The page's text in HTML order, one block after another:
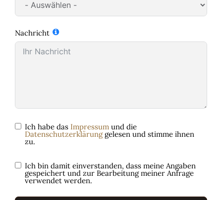
Nachricht
Ich habe das Impressum und die
Datenschutzerklärunggelesen und stimme ihnen
zu.
Ich bin damit einverstanden, dass meine Angaben
gespeichert und zur Bearbeitung meiner Anfrage
verwendet werden.